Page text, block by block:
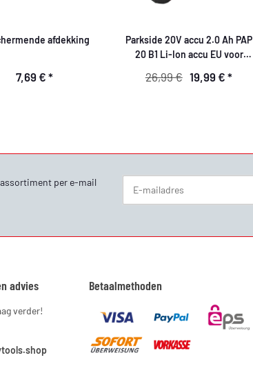
afdekking
7,69 € *
Parkside 20V accu 2.0 Ah PAP
20 B1 Li-Ion accu EU voor
familiegereedschap
26,99 € 19,99 €*
per e-mail
advies
verder!
Betaalmethoden